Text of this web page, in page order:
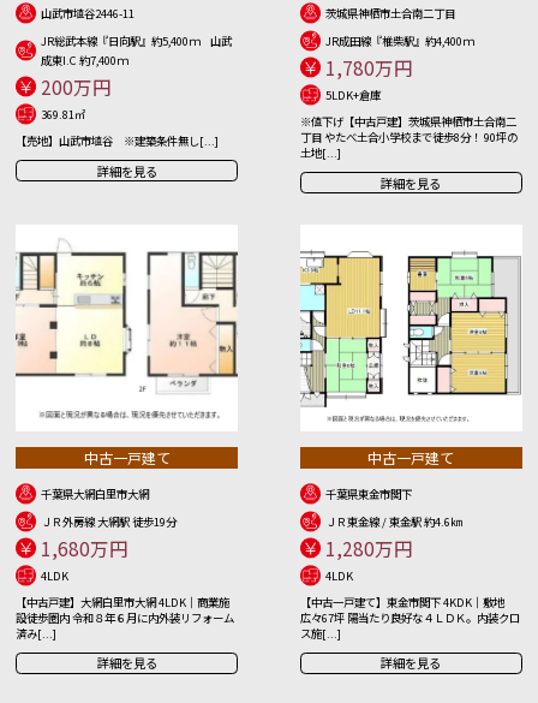
山武市埴谷2446-11
JR総武本線『日向駅』約5,400ｍ 山武
成東I.C 約7,400ｍ
200万円
369.81㎡
【売地】山武市埴谷 ※建築条件無し[...]
詳細を見る
茨城県神栖市土合南二丁目
JR成田線『椎柴駅』約4,400ｍ
1,780万円
5LDK+倉庫
※値下げ【中古戸建】茨城県神栖市土合南二
丁目 やたべ土合小学校まで徒歩8分！ 90坪の
土地[...]
詳細を見る
中古一戸建て
千葉県大網白里市大網
ＪＲ外房線 大網駅 徒歩19分
1,680万円
4LDK
【中古戸建】大網白里市大網 4LDK｜商業施
設徒歩圏内 令和８年６月に内外装リフォーム
済み[...]
詳細を見る
中古一戸建て
千葉県東金市関下
ＪＲ東金線 / 東金駅 約4.6㎞
1,280万円
4LDK
【中古一戸建て】東金市関下 4KDK｜敷地
広々67坪 陽当たり良好な４ＬＤＫ。内装クロ
ス施[...]
詳細を見る